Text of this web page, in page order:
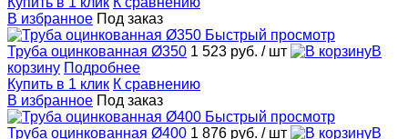
В избранное Под заказ
Быстрый просмотр
Труба оцинкованная Ø350 1 523 руб. / шт
В
корзину Подробнее
Купить в 1 клик К сравнению
В избранное Под заказ
Быстрый просмотр
Труба оцинкованная Ø400 1 876 руб. / шт
В